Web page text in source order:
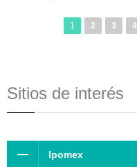
1 2 3 4
Sitios de interés
Ipomex